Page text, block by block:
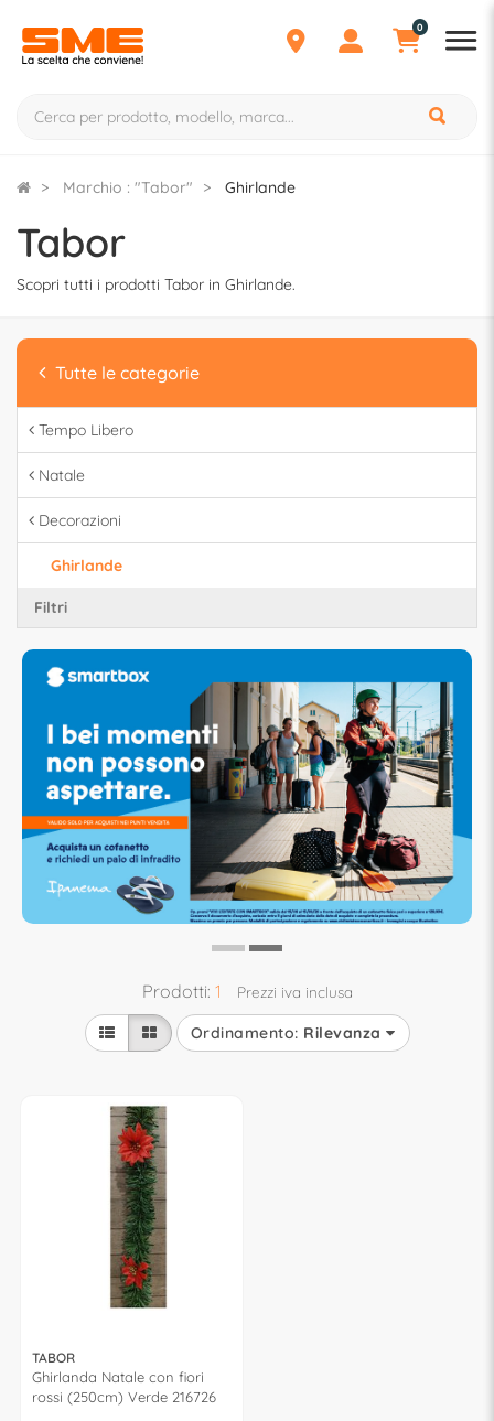
0
Marchio : "Tabor" Ghirlande
Tabor
Scopri tutti i prodotti Tabor in Ghirlande.
Tutte le categorie
Tempo Libero
Natale
Decorazioni
Ghirlande
Filtri
Prodotti: 1 Prezzi iva inclusa
Ordinamento: Rilevanza
TABOR
Ghirlanda Natale con fiori
rossi (250cm) Verde 216726